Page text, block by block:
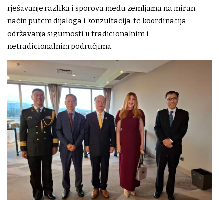
rješavanje razlika i sporova među zemljama na miran
način putem dijaloga i konzultacija; te koordinacija
održavanja sigurnosti u tradicionalnim i
netradicionalnim područjima.